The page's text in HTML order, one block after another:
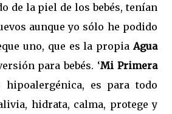
de la piel de los bebés, tenían
aunque yo sólo he podido
uno, que es la propia Agua
para bebés. ‘Mi Primera
hipoalergénica, es para todo
hidrata, calma, protege y